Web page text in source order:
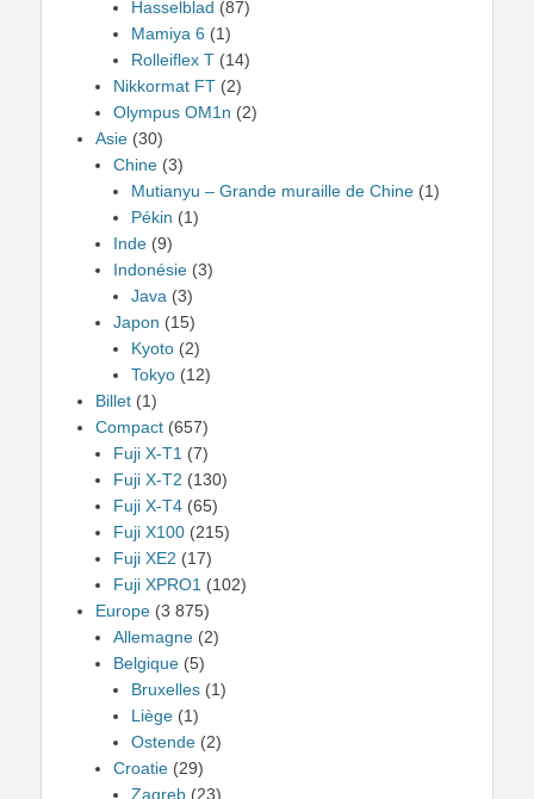
Hasselblad (87)
Mamiya 6 (1)
Rolleiflex T (14)
Nikkormat FT (2)
Olympus OM1n (2)
Asie (30)
Chine (3)
Mutianyu – Grande muraille de Chine (1)
Pékin (1)
Inde (9)
Indonésie (3)
Java (3)
Japon (15)
Kyoto (2)
Tokyo (12)
Billet (1)
Compact (657)
Fuji X-T1 (7)
Fuji X-T2 (130)
Fuji X-T4 (65)
Fuji X100 (215)
Fuji XE2 (17)
Fuji XPRO1 (102)
Europe (3 875)
Allemagne (2)
Belgique (5)
Bruxelles (1)
Liège (1)
Ostende (2)
Croatie (29)
Zagreb (23)